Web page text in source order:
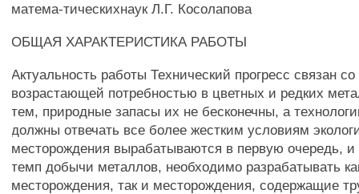
матема-тическихнаук Л.Г. Косолапова
ОБЩАЯ ХАРАКТЕРИСТИКА РАБОТЫ
Актуальность работы Технический прогресс связан со
возрастающей потребностью в цветных и редких
тем, природные запасы их не бесконечны, а
должны отвечать все более жестким условиям
месторождения вырабатываются в первую очередь, и
темп добычи металлов, необходимо разрабатывать
месторождения, так и месторождения, содержащие